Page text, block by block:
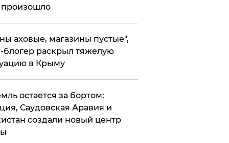
произошло
аховые, магазины пустые",
раскрыл тяжелую
в Крыму
остается за бортом:
Саудовская Аравия и
создали новый центр